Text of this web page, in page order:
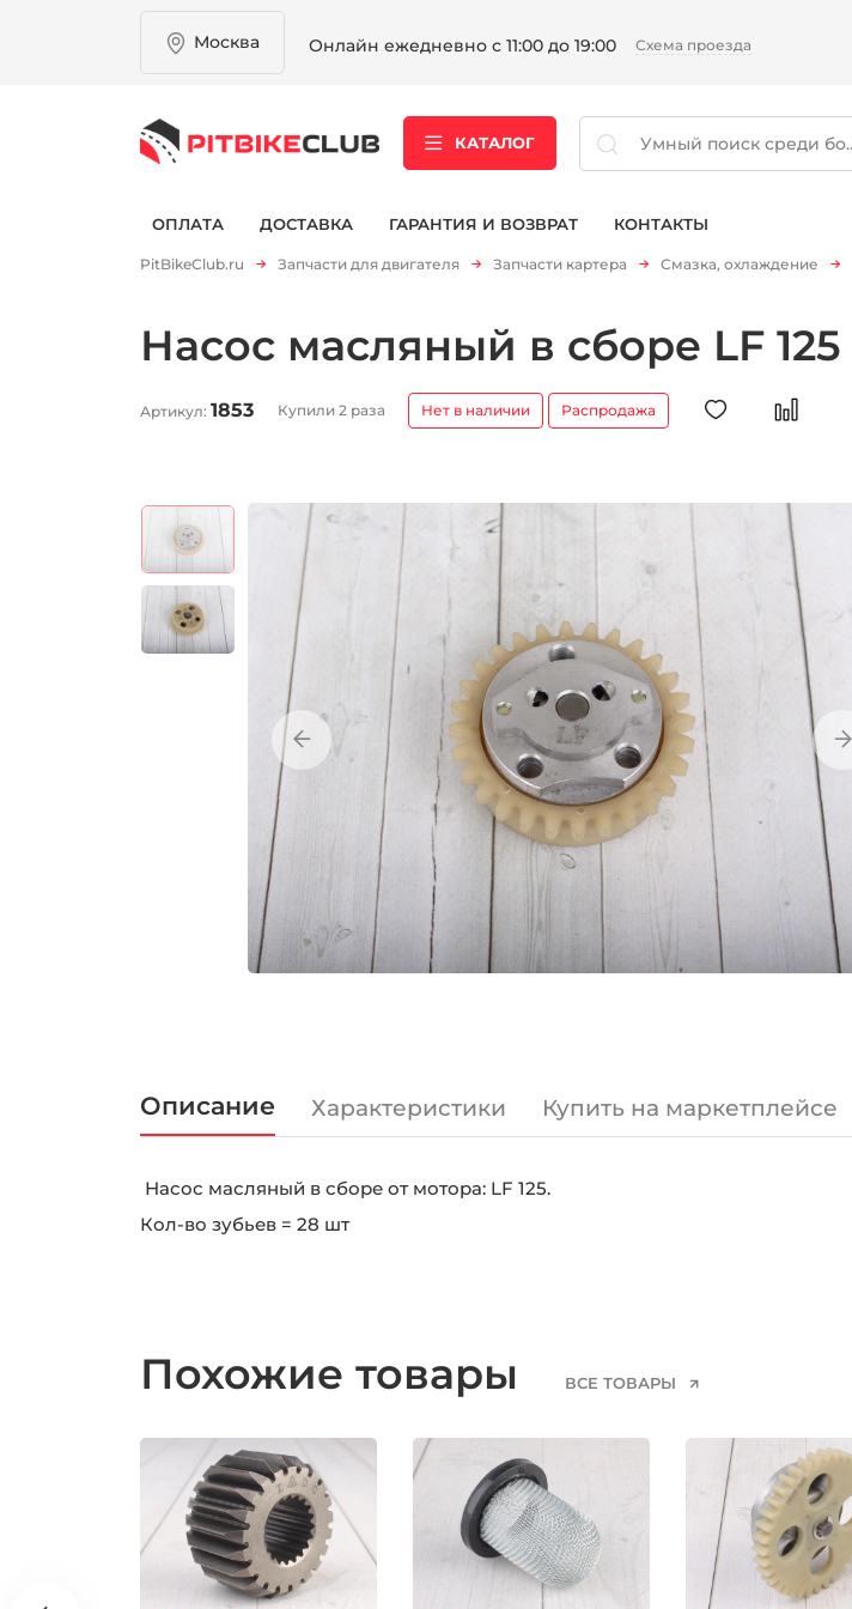
Москва Онлайн ежедневно с 11:00 до 19:00 Схема проезда
КАТАЛОГ
ОПЛАТА ДОСТАВКА ГАРАНТИЯ И ВОЗВРАТ КОНТАКТЫ
PitBikeClub.ru Запчасти для двигателя Запчасти картера Смазка, охлаждение
Насос масляный в сборе LF 125
Артикул: 1853 Купили 2 раза Нет в наличии Распродажа
Описание Характеристики Купить на маркетплейсе
Насос масляный в сборе от мотора: LF 125.
Кол-во зубьев = 28 шт
Похожие товары ВСЕ ТОВАРЫ